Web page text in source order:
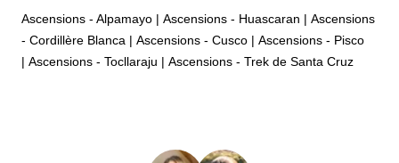
Ascensions - Alpamayo | Ascensions - Huascaran | Ascensions
- Cordillère Blanca | Ascensions - Cusco | Ascensions - Pisco
| Ascensions - Tocllaraju | Ascensions - Trek de Santa Cruz